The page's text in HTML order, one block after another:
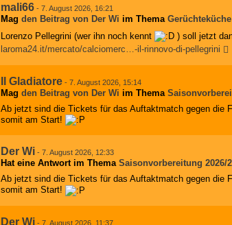
mali66 - 7. August 2026, 16:21
Mag den Beitrag von Der Wi im Thema
Lorenzo Pellegrini (wer ihn noch kennt
) soll jetzt
laroma24.it/mercato/calciomerc…-il-rinnovo-di-pellegrini
Il Gladiatore - 7. August 2026, 15:14
Mag den Beitrag von Der Wi im Thema
Ab jetzt sind die Tickets für das Auftaktmatch gegen die
somit am Start!
Der Wi - 7. August 2026, 12:33
Hat eine Antwort im Thema Saisonvorbereitung 2026/
Ab jetzt sind die Tickets für das Auftaktmatch gegen die
somit am Start!
Der Wi - 7. August 2026, 11:37